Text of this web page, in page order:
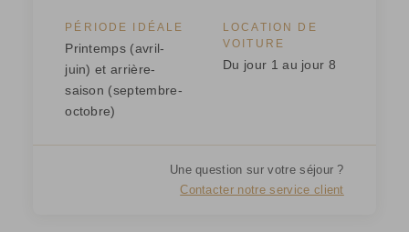
PÉRIODE IDÉALE
Printemps (avril-
juin) et arrière-
saison (septembre-
octobre)
LOCATION DE
VOITURE
Du jour 1 au jour 8
Une question sur votre séjour ?
Contacter notre service client